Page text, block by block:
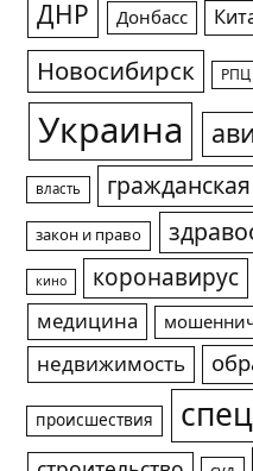
ДНР Донбасс
Новосибирск РПЦ
Украина
власть
закон и право
кино коронавирус
медицина
недвижимость
происшествия